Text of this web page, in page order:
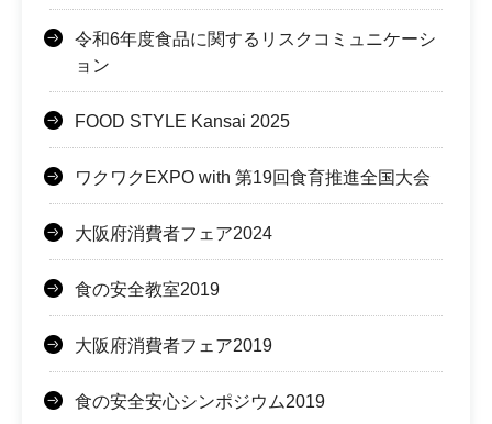
令和6年度食品に関するリスクコミュニケーシ
ョン
FOOD STYLE Kansai 2025
ワクワクEXPO with 第19回食育推進全国大会
大阪府消費者フェア2024
食の安全教室2019
大阪府消費者フェア2019
食の安全安心シンポジウム2019